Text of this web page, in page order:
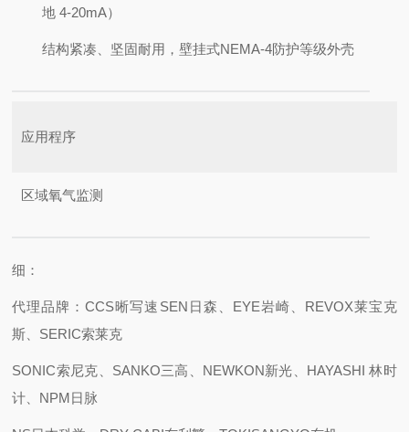
地 4-20mA）
结构紧凑、坚固耐用，壁挂式NEMA-4防护等级外壳
应用程序
区域氧气监测
细：
代理品牌：CCS晰写速 SEN日森、EYE岩崎、REVOX莱宝克
斯、SERIC索莱克
SONIC索尼克、SANKO三高、NEWKON新光、HAYASHI 林时
计、NPM日脉